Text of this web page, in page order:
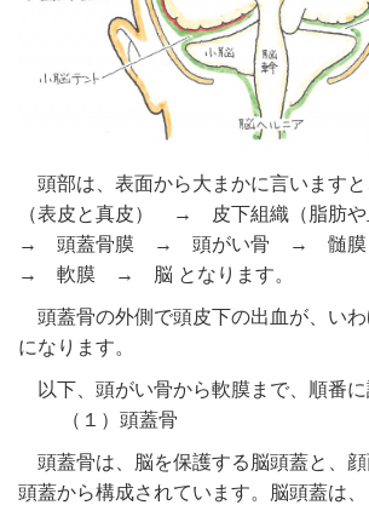
頭部は、表面から大まかに言います
（表皮と真皮） → 皮下組織（脂肪や
→ 頭蓋骨膜 → 頭がい骨 → 髄
→ 軟膜 → 脳 となります。
頭蓋骨の外側で頭皮下の出血が、いわ
になります。
以下、頭がい骨から軟膜まで、順番に
（１）頭蓋骨
頭蓋骨は、脳を保護する脳頭蓋と、
頭蓋から構成されています。脳頭蓋は